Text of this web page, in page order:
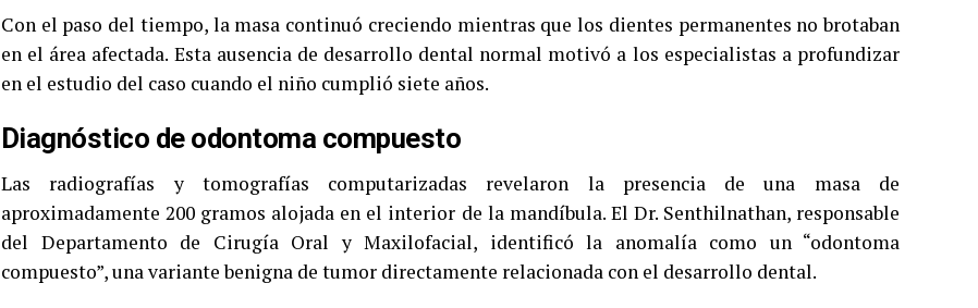
Con el paso del tiempo, la masa continuó creciendo mientras que los dientes permanentes no brotaban
en el área afectada. Esta ausencia de desarrollo dental normal motivó a los especialistas a profundizar
en el estudio del caso cuando el niño cumplió siete años.
Diagnóstico de odontoma compuesto
Las radiografías y tomografías computarizadas revelaron la presencia de una masa de
aproximadamente 200 gramos alojada en el interior de la mandíbula. El Dr. Senthilnathan, responsable
del Departamento de Cirugía Oral y Maxilofacial, identificó la anomalía como un “odontoma
compuesto”, una variante benigna de tumor directamente relacionada con el desarrollo dental.